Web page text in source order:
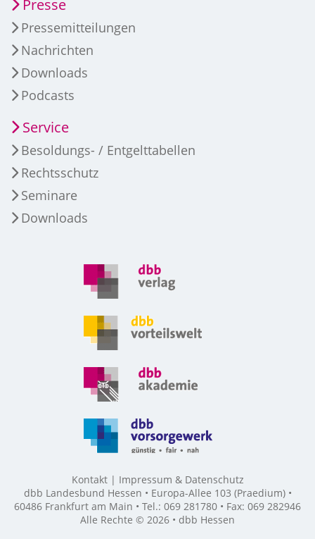
Presse
Pressemitteilungen
Nachrichten
Downloads
Podcasts
Service
Besoldungs- / Entgelttabellen
Rechtsschutz
Seminare
Downloads
Kontakt
Impressum & Datenschutz
dbb Landesbund Hessen • Europa-Allee 103 (Praedium) •
60486 Frankfurt am Main • Tel.: 069 281780 • Fax: 069 282946
Alle Rechte © 2026 • dbb Hessen